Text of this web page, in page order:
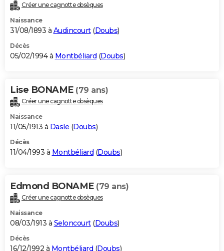
Créer une cagnotte obsèques
Naissance
31/08/1893 à Audincourt(Doubs)
Décès
05/02/1994 à Montbéliard (Doubs)
Lise BONAME (79 ans)
Créer une cagnotte obsèques
Naissance
11/05/1913 à Dasle (Doubs)
Décès
11/04/1993 à Montbéliard (Doubs)
Edmond BONAME (79 ans)
Créer une cagnotte obsèques
Naissance
08/03/1913 à Seloncourt(Doubs)
Décès
16/12/1992 à Montbéliard (Doubs)